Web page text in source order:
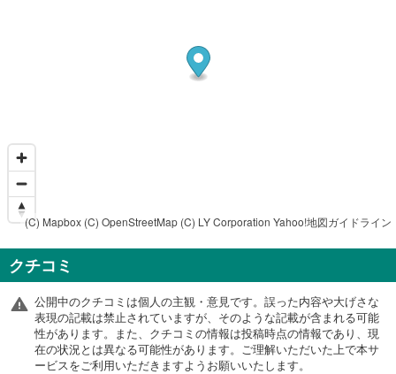
(C) Mapbox (C) OpenStreetMap (C) LY Corporation Yahoo!地図ガイドライン
クチコミ
公開中のクチコミは個人の主観・意見です。誤った内容や大げさな
表現の記載は禁止されていますが、そのような記載が含まれる可能
性があります。また、クチコミの情報は投稿時点の情報であり、現
在の状況とは異なる可能性があります。ご理解いただいた上で本サ
ービスをご利用いただきますようお願いいたします。